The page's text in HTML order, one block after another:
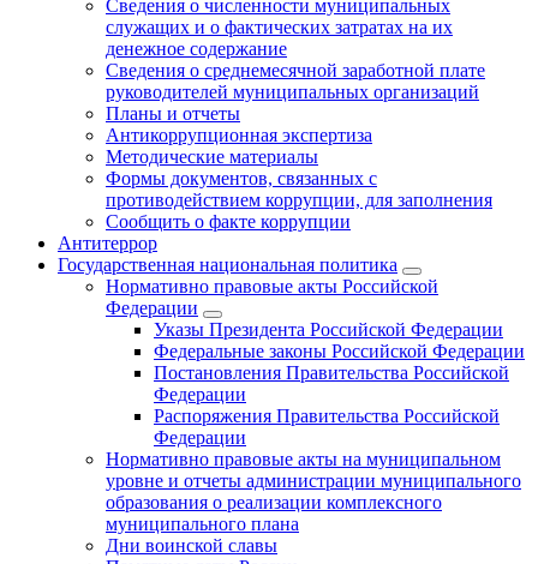
Сведения о численности муниципальных
служащих и о фактических затратах на их
денежное содержание
Сведения о среднемесячной заработной плате
руководителей муниципальных организаций
Планы и отчеты
Антикоррупционная экспертиза
Методические материалы
Формы документов, связанных с
противодействием коррупции, для заполнения
Сообщить о факте коррупции
Антитеррор
Государственная национальная политика
Нормативно правовые акты Российской
Федерации
Указы Президента Российской Федерации
Федеральные законы Российской Федерации
Постановления Правительства Российской
Федерации
Распоряжения Правительства Российской
Федерации
Нормативно правовые акты на муниципальном
уровне и отчеты администрации муниципального
образования о реализации комплексного
муниципального плана
Дни воинской славы